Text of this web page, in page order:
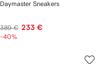
Daymaster Sneakers
389 € 233 €
-40%